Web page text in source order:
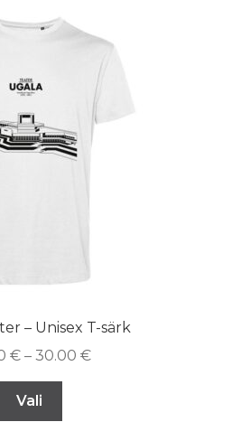
– Unisex T-särk
€ – 30.00 €
Vali